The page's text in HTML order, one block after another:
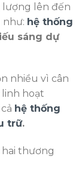
lên đến
như: hệ thống
sáng dự
nhiều vì cân
linh hoạt
hệ thống
trữ.
thương